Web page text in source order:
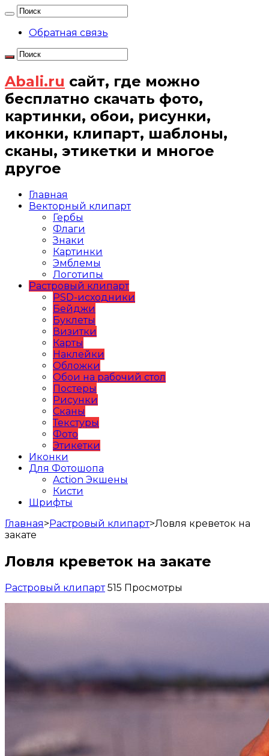
Обратная связь
Abali.ru сайт, где можно
бесплатно скачать фото,
картинки, обои, рисунки,
иконки, клипарт, шаблоны,
сканы, этикетки и многое
другое
Главная
Векторный клипарт
Гербы
Флаги
Знаки
Картинки
Эмблемы
Логотипы
Растровый клипарт
PSD-исходники
Бейджи
Буклеты
Визитки
Карты
Наклейки
Обложки
Обои на рабочий стол
Постеры
Рисунки
Сканы
Текстуры
Фото
Этикетки
Иконки
Для Фотошопа
Action Экшены
Кисти
Шрифты
Главная>Растровый клипарт>Ловля креветок на
закате
Ловля креветок на закате
Растровый клипарт 515 Просмотры